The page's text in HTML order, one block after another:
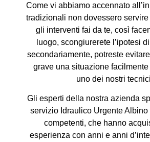
Come vi abbiamo accennato
tradizionali non dovessero
gli interventi fai da te, così
luogo, scongiurerete l’ipotesi
secondariamente, potreste
grave una situazione
uno dei nostri
Gli esperti della nostra azienda
servizio Idraulico Urgente
competenti, che hanno
esperienza con anni e anni